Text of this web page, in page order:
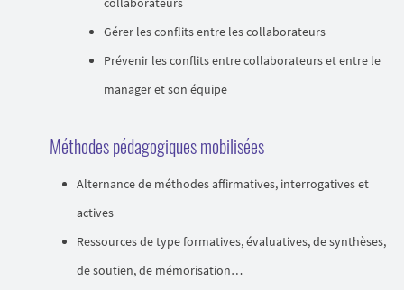
Gérer les conflits entre les collaborateurs
Prévenir les conflits entre collaborateurs et entre le
manager et son équipe
Méthodes pédagogiques mobilisées
Alternance de méthodes affirmatives, interrogatives et
actives
Ressources de type formatives, évaluatives, de synthèses,
de soutien, de mémorisation…